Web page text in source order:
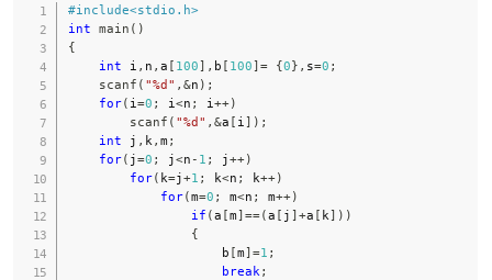
#include<stdio.h>
int main ( )
{
int i , n , a [ 100] , b [ 100]= {0} , s=0 ;
scanf ( "%d" , &n ) ;
for( i =0 ; i <n ; i ++)
scanf ( "%d" , &a [ i ] ) ;
int j , k , m ;
for( j=0 ; j<n - 1 ; j++)
for( k=j+1 ; k<n ; k++)
for(m=0 ; m<n ; m++)
if (a [m]==(a [ j ]+a [ k] ) )
{
                    b
[m]=1 ;
break ;